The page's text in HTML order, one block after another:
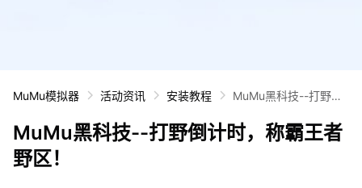
MuMu模拟器 活动资讯 安装教程
MuMu黑科技--打野倒
MuMu黑科技--打野倒计时，称霸王者
野区！